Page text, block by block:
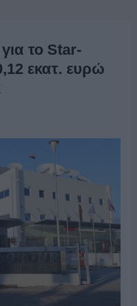
το Star-
εκατ. ευρώ